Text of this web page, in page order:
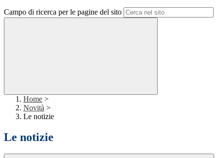
Campo di ricerca per le pagine del sito
Home >
Novità >
Le notizie
Le notizie